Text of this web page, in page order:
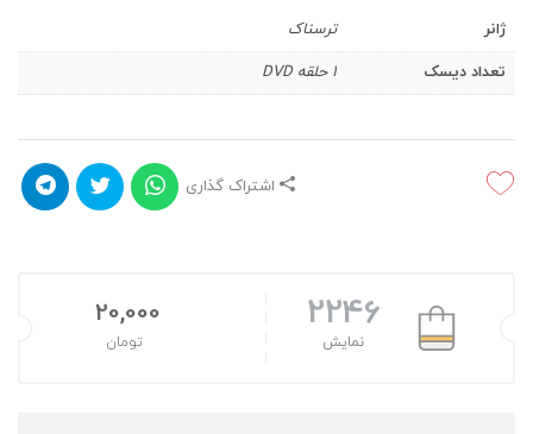
ژانر
ترسناک
تعداد دیسک
1 حلقه DVD
اشتراک گذاری
2246
نمایش
20,000
تومان